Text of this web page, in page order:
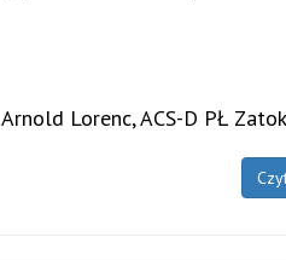
Arnold Lorenc, ACS-D PŁ